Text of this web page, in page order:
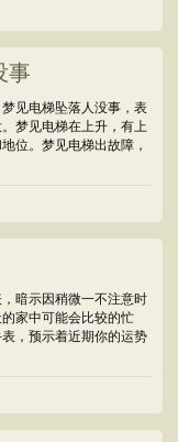
事
见电梯坠落人没事，表
梦见电梯在上升，有上
位。梦见电梯出故障，
暗示因稍微一不注意时
家中可能会比较的忙
，预示着近期你的运势